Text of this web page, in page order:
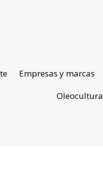
Empresas y marcas
Oleocultura